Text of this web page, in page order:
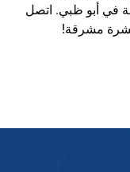
في أبو ظبي. اتصل
بشرة مشرقة!